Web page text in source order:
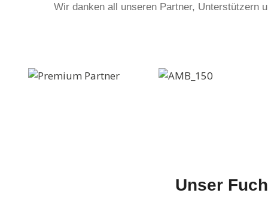
Wir danken all unseren Partner, Unterstützern
Unser